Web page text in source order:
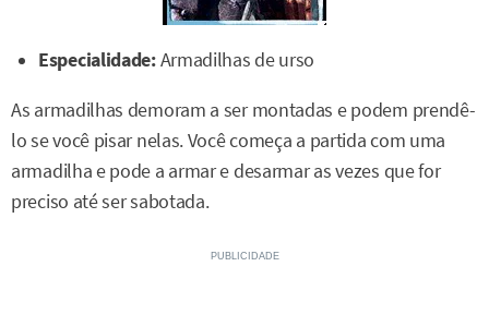
Especialidade:Armadilhas de urso
As armadilhas demoram a ser montadas e podem prendê-
lo se você pisar nelas. Você começa a partida com uma
armadilha e pode a armar e desarmar as vezes que for
preciso até ser sabotada.